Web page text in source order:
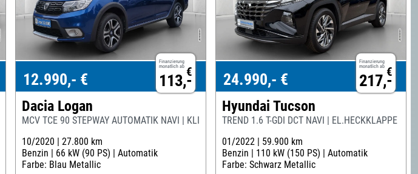
Finanzierung
monatlich ab €
113,-
12.990,- €
Dacia Logan
MCV TCE 90 STEPWAY AUTOMATIK NAVI | KLIMA | TEMPOMAT
10/2020 | 27.800 km
Benzin | 66 kW (90 PS) | Automatik
Farbe: Blau Metallic
Finanzierung
monatlich ab €
217,-
24.990,- €
Hyundai Tucson
TREND 1.6 T-GDI DCT NAVI | EL.HECKKLAPPE |
01/2022 | 59.900 km
Benzin | 110 kW (150 PS) | Automatik
Farbe: Schwarz Metallic